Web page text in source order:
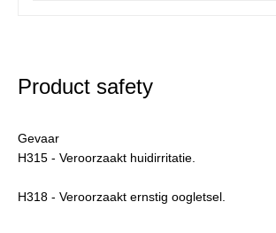
Product safety
Gevaar
H315 - Veroorzaakt huidirritatie.
H318 - Veroorzaakt ernstig oogletsel.